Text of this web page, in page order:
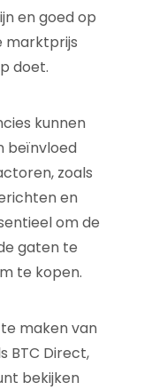
en goed op
marktprijs
doet.
kunnen
beïnvloed
zoals
en
om de
gaten te
te kopen.
maken van
BTC Direct,
bekijken